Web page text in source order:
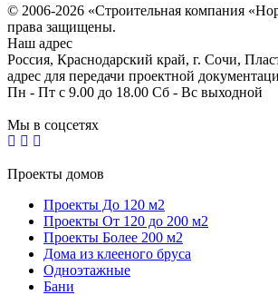
© 2006-2026 «Строительная компания
права защищены.
Наш адрес
Россия, Краснодарский край, г. Сочи,
адрес для передачи проектной
Пн - Пт с 9.00 до 18.00 Сб - Вс выходной
Мы в соцсетях
Проекты домов
Проекты До 120 м2
Проекты От 120 до 200 м2
Проекты Более 200 м2
Дома из клееного бруса
Одноэтажные
Бани